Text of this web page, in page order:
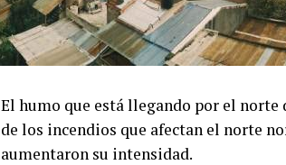
El humo que está llegando por el
de los incendios que afectan el norte
aumentaron su intensidad.